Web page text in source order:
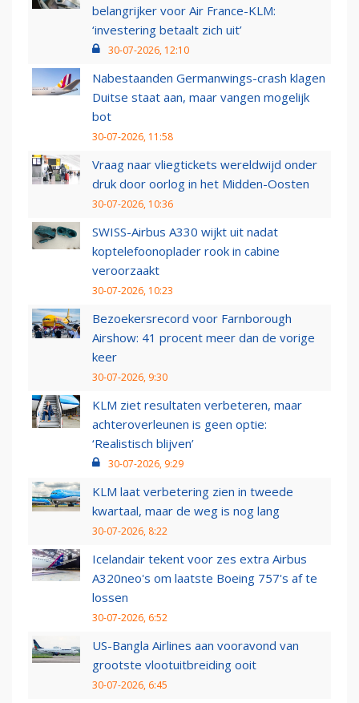
belangrijker voor Air France-KLM:
‘investering betaalt zich uit’
30-07-2026, 12:10
Nabestaanden Germanwings-crash klagen
Duitse staat aan, maar vangen mogelijk
bot
30-07-2026, 11:58
Vraag naar vliegtickets wereldwijd onder
druk door oorlog in het Midden-Oosten
30-07-2026, 10:36
SWISS-Airbus A330 wijkt uit nadat
koptelefoonoplader rook in cabine
veroorzaakt
30-07-2026, 10:23
Bezoekersrecord voor Farnborough
Airshow: 41 procent meer dan de vorige
keer
30-07-2026, 9:30
KLM ziet resultaten verbeteren, maar
achteroverleunen is geen optie:
‘Realistisch blijven’
30-07-2026, 9:29
KLM laat verbetering zien in tweede
kwartaal, maar de weg is nog lang
30-07-2026, 8:22
Icelandair tekent voor zes extra Airbus
A320neo's om laatste Boeing 757's af te
lossen
30-07-2026, 6:52
US-Bangla Airlines aan vooravond van
grootste vlootuitbreiding ooit
30-07-2026, 6:45